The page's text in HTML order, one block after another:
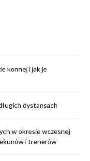
konnej i jak je
dystansach
w okresie wczesnej
i trenerów